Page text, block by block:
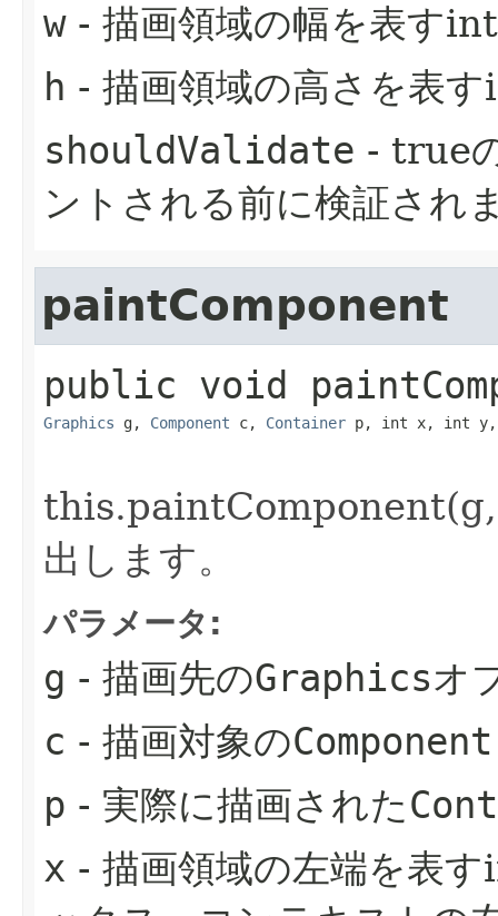
w- 描画領域の幅を表す
h - 描画領域の高さを表
shouldValidate - true
ントされる前に検証され
paintComponent
public void
Graphics g, Component c, Container p, int x, int
出します。
パラメータ:
g - 描画先のGraphicsオ
c - 描画対象のComponent
p - 実際に描画された
x - 描画領域の左端を表